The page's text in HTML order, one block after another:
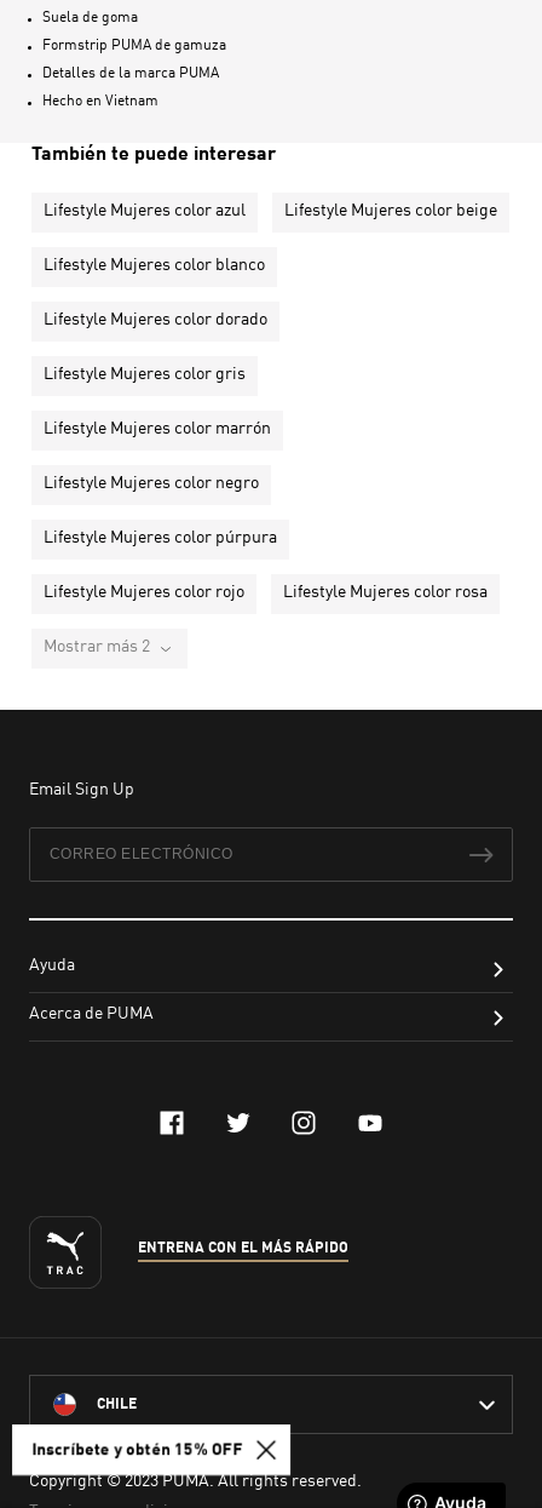
Suela de goma
Formstrip PUMA de gamuza
Detalles de la marca PUMA
Hecho en Vietnam
También te puede interesar
Lifestyle Mujeres color azul Lifestyle Mujeres color beige
Lifestyle Mujeres color blanco
Lifestyle Mujeres color dorado
Lifestyle Mujeres color gris
Lifestyle Mujeres color marrón
Lifestyle Mujeres color negro
Lifestyle Mujeres color púrpura
Lifestyle Mujeres color rojo Lifestyle Mujeres color rosa
Mostrar más 2
Inscríbete y obtén 15% OFF